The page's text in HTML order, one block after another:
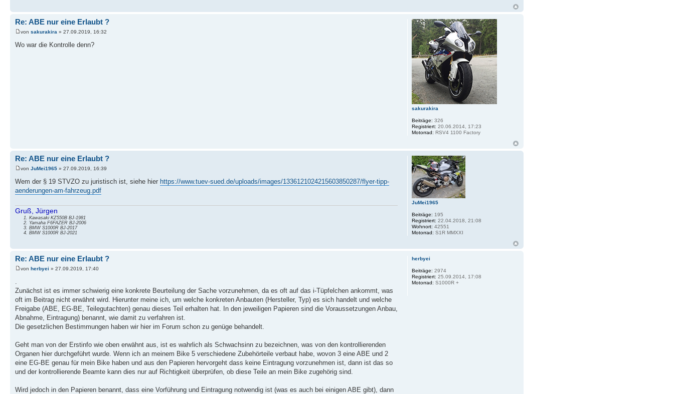
Re: ABE nur eine Erlaubt ?
von sakurakira » 27.09.2019, 16:32
Wo war die Kontrolle denn?
sakurakira
Beiträge: 326
Registriert: 20.06.2014, 17:23
Motorrad: RSV4 1100 Factory
Re: ABE nur eine Erlaubt ?
von JuMei1965 » 27.09.2019, 16:39
Wem der § 19 STVZO zu juristisch ist, siehe hier https://www.tuev-sued.de/uploads/images/1336121024215603850287/flyer-tipp-
aenderungen-am-fahrzeug.pdf
Gruß, Jürgen
Kawasaki KZ550B BJ-1981
Yamaha F6FAZER BJ-2006
BMW S1000R BJ-2017
BMW S1000R BJ-2021
JuMei1965
Beiträge: 195
Registriert: 22.04.2018, 21:08
Wohnort: 42551
Motorrad: S1R MMXXI
Re: ABE nur eine Erlaubt ?
von herbyei » 27.09.2019, 17:40
Zunächst ist es immer schwierig eine konkrete Beurteilung der Sache vorzunehmen, da es oft auf das i-Tüpfelchen ankommt, was
oft im Beitrag nicht erwähnt wird. Hierunter meine ich, um welche konkreten Anbauten (Hersteller, Typ) es sich handelt und welche
Freigabe (ABE, EG-BE, Teilegutachten) genau dieses Teil erhalten hat. In den jeweiligen Papieren sind die Voraussetzungen Anbau,
Abnahme, Eintragung) benannt, wie damit zu verfahren ist.
Die gesetzlichen Bestimmungen haben wir hier im Forum schon zu genüge behandelt.
Geht man von der Erstinfo wie oben erwähnt aus, ist es wahrlich als Schwachsinn zu bezeichnen, was von den kontrollierenden
Organen hier durchgeführt wurde. Wenn ich an meinem Bike 5 verschiedene Zubehörteile verbaut habe, wovon 3 eine ABE und 2
eine EG-BE genau für mein Bike haben und aus den Papieren hervorgeht dass keine Eintragung vorzunehmen ist, dann ist das so
und der kontrollierende Beamte kann dies nur auf Richtigkeit überprüfen, ob diese Teile an mein Bike zugehörig sind.
Wird jedoch in den Papieren benannt, dass eine Vorführung und Eintragung notwendig ist (was es auch bei einigen ABE gibt), dann
herbyei
Beiträge: 2974
Registriert: 25.09.2014, 17:08
Motorrad: S1000R +